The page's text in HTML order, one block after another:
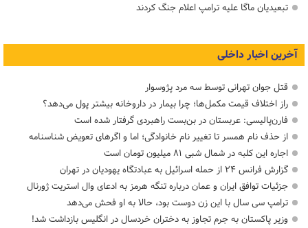
تبعیدیان ماگا علیه ترامپ اعلام جنگ کردند
آخرین اخبار داخلی
قتل جوان تهرانی توسط سه مرد پژوسوار
راز اختلاف قیمت مکمل‌ها؛ چرا بیمار در داروخانه بیشتر پول می‌دهد؟
فارن‌پالیسی: عربستان در بن‌بست راهبردی گرفتار شده است
از حذف نام همسر تا تغییر نام خانوادگی؛ اما و اگرهای تعویض شناسنامه
اجاره این کلبه در شمال شبی ۸۱ میلیون تومان است
گزارش فرانس ۲۴ از حمله اسرائیل به عبادتگاه یهودیان در تهران
جزئیات توافق ایران و عمان درباره تنگه هرمز به ادعای وال استریت ژورنال
ترامپ سی سال با این زن دوست بود، حالا به او فحش می‌دهد
وزیر پاکستان به جرم تجاوز به دختران خردسال در انگلیس بازداشت شد!